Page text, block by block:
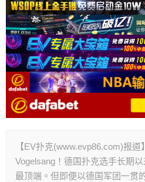
【EV扑克(www.evp86.com)报
Vogelsang！德国扑克选手长期
最顶端。但即便以德国军团一贯